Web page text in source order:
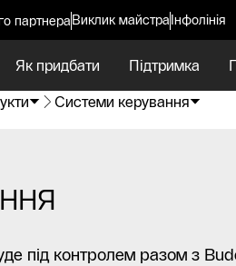
партнераВиклик майстраІнфолінія
Як придбати Підтримка
Системи керування
під контролем разом з